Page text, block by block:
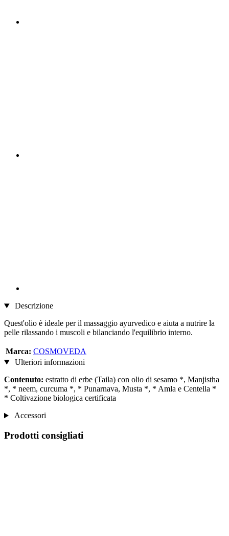
Descrizione
Quest'olio è ideale per il massaggio ayurvedico e aiuta a nutrire la
pelle rilassando i muscoli e bilanciando l'equilibrio interno.
Marca: COSMOVEDA
Ulteriori informazioni
Contenuto: estratto di erbe (Taila) con olio di sesamo *, Manjistha
*, * neem, curcuma *, * Punarnava, Musta *, * Amla e Centella *
* Coltivazione biologica certificata
Accessori
Prodotti consigliati